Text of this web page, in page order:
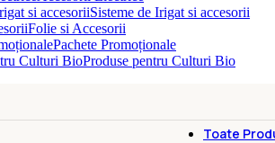
Sisteme de Irigat si accesorii
Folie si Accesorii
Pachete Promoționale
Produse pentru Culturi Bio
Toate